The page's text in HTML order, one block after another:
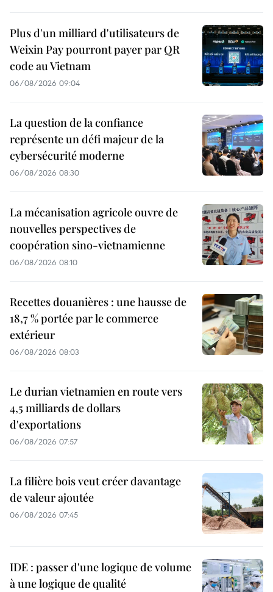
Plus d'un milliard d'utilisateurs de
Weixin Pay pourront payer par QR
code au Vietnam
06/08/2026 09:04
La question de la confiance
représente un défi majeur de la
cybersécurité moderne
06/08/2026 08:30
La mécanisation agricole ouvre de
nouvelles perspectives de
coopération sino-vietnamienne
06/08/2026 08:10
Recettes douanières : une hausse de
18,7 % portée par le commerce
extérieur
06/08/2026 08:03
Le durian vietnamien en route vers
4,5 milliards de dollars
d'exportations
06/08/2026 07:57
La filière bois veut créer davantage
de valeur ajoutée
06/08/2026 07:45
IDE : passer d'une logique de volume
à une logique de qualité